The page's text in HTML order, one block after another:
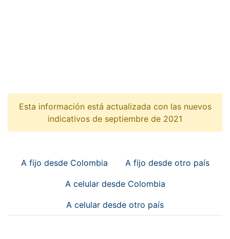
Esta información está actualizada con las nuevos
indicativos de septiembre de 2021
A fijo desde Colombia A fijo desde otro país
A celular desde Colombia
A celular desde otro país